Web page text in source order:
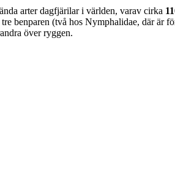
arter dagfjärilar i världen, varav cirka
benparen (två hos Nymphalidae, där är
över ryggen.